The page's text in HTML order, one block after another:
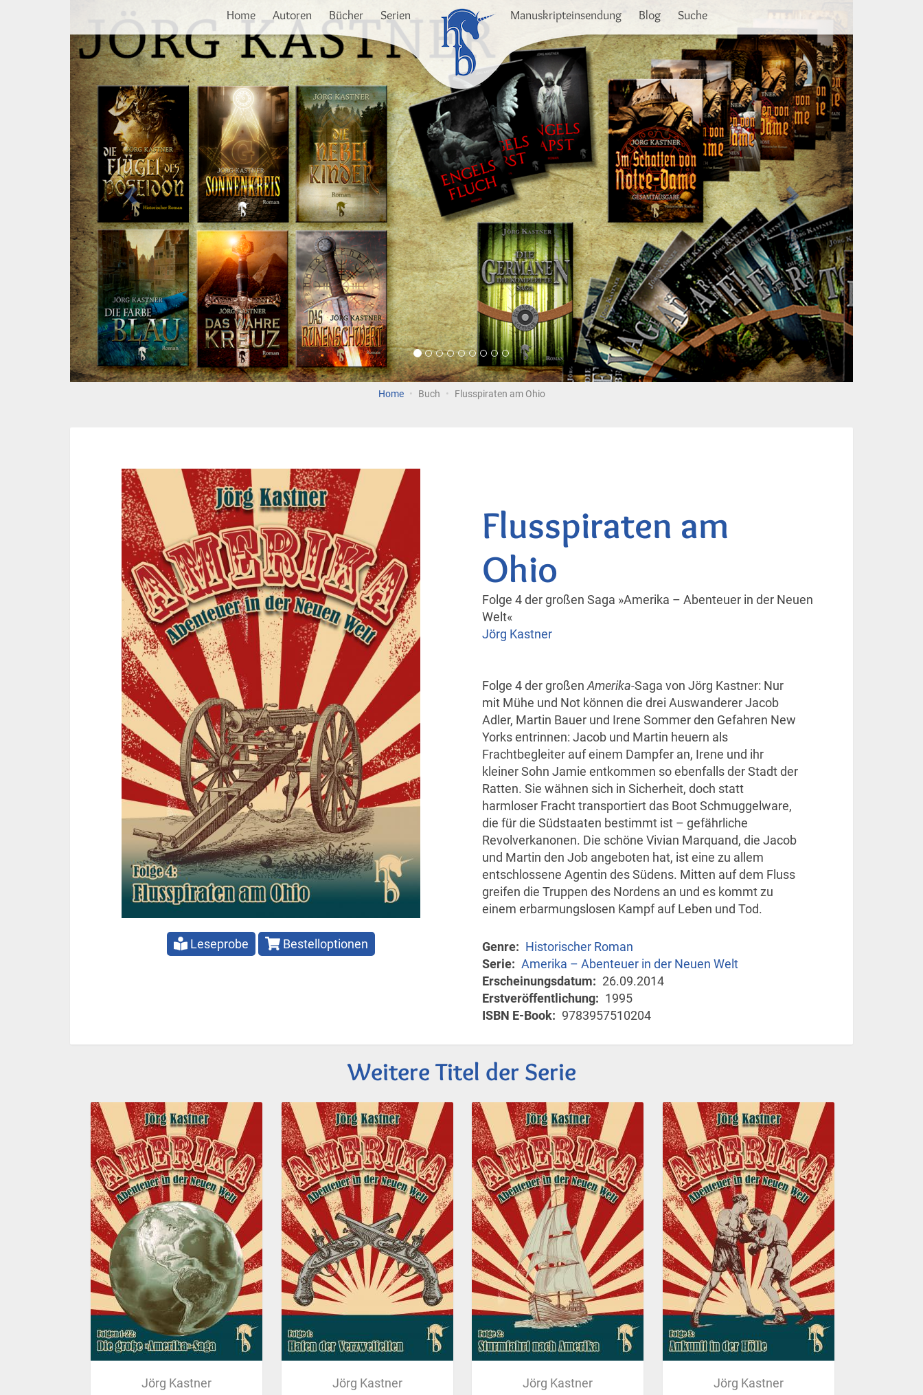
Home Autoren Bücher Serien Manuskripteinsendung Blog Suche Weiter
Home Buch Flusspiraten am Ohio
Leseprobe Bestelloptionen
Flusspiraten am
Ohio
Folge 4 der großen Saga »Amerika – Abenteuer in der Neuen
Welt«
Jörg Kastner
Folge 4 der großen Amerika-Saga von Jörg Kastner: Nur
mit Mühe und Not können die drei Auswanderer Jacob
Adler, Martin Bauer und Irene Sommer den Gefahren New
Yorks entrinnen: Jacob und Martin heuern als
Frachtbegleiter auf einem Dampfer an, Irene und ihr
kleiner Sohn Jamie entkommen so ebenfalls der Stadt der
Ratten. Sie wähnen sich in Sicherheit, doch statt
harmloser Fracht transportiert das Boot Schmuggelware,
die für die Südstaaten bestimmt ist – gefährliche
Revolverkanonen. Die schöne Vivian Marquand, die Jacob
und Martin den Job angeboten hat, ist eine zu allem
entschlossene Agentin des Südens. Mitten auf dem Fluss
greifen die Truppen des Nordens an und es kommt zu
einem erbarmungslosen Kampf auf Leben und Tod.
Genre
Historischer Roman
Serie
Amerika – Abenteuer in der Neuen Welt
Erscheinungsdatum
26.09.2014
Erstveröffentlichung
1995
ISBN E-Book
9783957510204
Weitere Titel der Serie
Jörg Kastner Jörg Kastner Jörg Kastner Jörg Kastner